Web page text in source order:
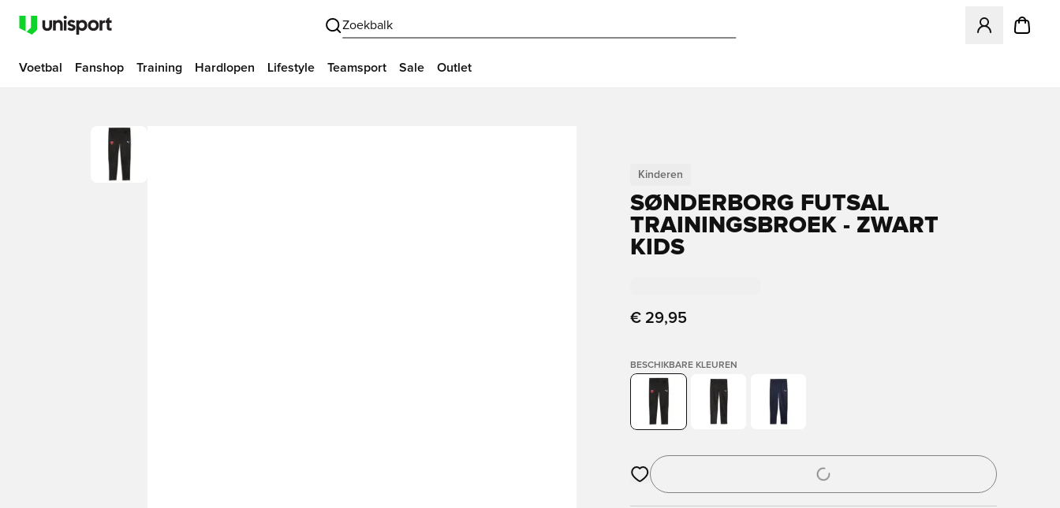
Zoekbalk
Opent een
Voetbal Fanshop Training Hardlopen Lifestyle Teamsport Sale Outlet
Kinderen
SØNDERBORG FUTSAL
TRAININGSBROEK - ZWART
KIDS
€ 29,95
BESCHIKBARE KLEUREN
Opent een venster om in te loggen of je aan te melden als lid